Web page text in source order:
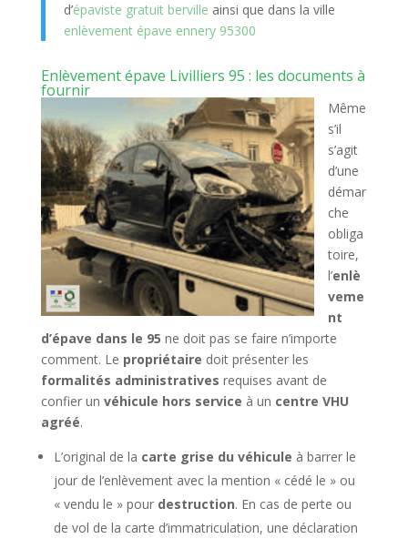
d’épaviste gratuit berville ainsi que dans la ville
enlèvement épave ennery 95300
Enlèvement épave Livilliers 95 : les documents à
fournir
Même
s’il
s’agit
d’une
démar
che
obliga
toire,
l’enlè
veme
nt
d’épave dans le 95 ne doit pas se faire n’importe
comment. Le propriétaire doit présenter les
formalités administratives requises avant de
confier un véhicule hors service à un centre VHU
agréé.
L’original de la carte grise du véhicule à barrer le
jour de l’enlèvement avec la mention « cédé le » ou
« vendu le » pour destruction. En cas de perte ou
de vol de la carte d’immatriculation, une déclaration